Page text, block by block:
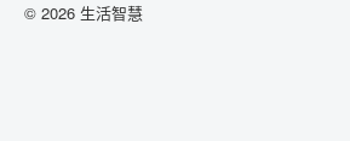
© 2026 生活智慧